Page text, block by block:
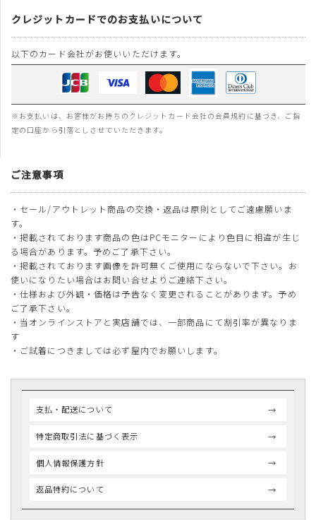
クレジットカードでのお支払いについて
以下のカード会社がお使いいただけます。
※お支払いは、お客様がお持ちのクレジットカード会社の会員規約に基づき、ご指
定の口座から引落としさせていただきます。
ご注意事項
・セール/アウトレット商品の交換・返品は原則としてご遠慮願いま
す。
・掲載されております商品の色はPCモニターにより色目に相違が生じ
る場合があります。予めご了承下さい。
・掲載されております画像を許可無くご使用にならないで下さい。お
使いになりたい場合はお問い合せよりご連絡下さい。
・仕様および外観・価格は予告なく変更されることがあります。予め
ご了承下さい。
・当オンラインストアと実店舗では、一部商品にて割引率が異なりま
す
・ご試着につきましては必ず屋内でお願いします。
支払・配送について
特定商取引法に基づく表示
個人情報保護方針
返品特約について